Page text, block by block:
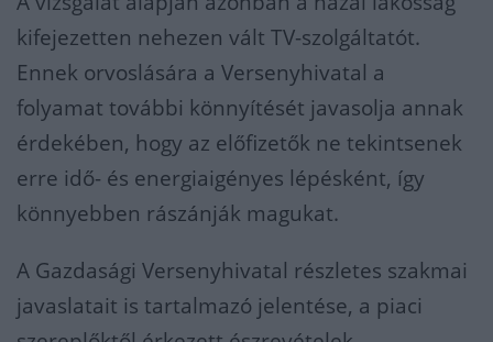
kifejezetten nehezen vált TV-szolgáltatót.
Ennek orvoslására a Versenyhivatal a
folyamat további könnyítését javasolja annak
érdekében, hogy az előfizetők ne tekintsenek
erre idő- és energiaigényes lépésként, így
könnyebben rászánják magukat.
A Gazdasági Versenyhivatal részletes szakmai
javaslatait is tartalmazó jelentése, a piaci